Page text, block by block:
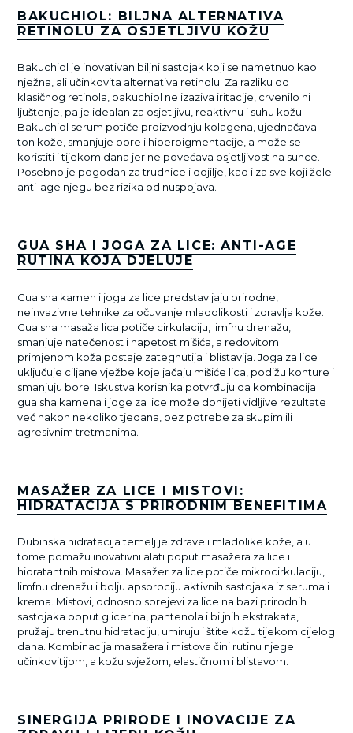
BAKUCHIOL: BILJNA ALTERNATIVA
RETINOLU ZA OSJETLJIVU KOŽU
Bakuchiol je inovativan biljni sastojak koji se nametnuo kao
nježna, ali učinkovita alternativa retinolu. Za razliku od
klasičnog retinola, bakuchiol ne izaziva iritacije, crvenilo ni
ljuštenje, pa je idealan za osjetljivu, reaktivnu i suhu kožu.
Bakuchiol serum potiče proizvodnju kolagena, ujednačava
ton kože, smanjuje bore i hiperpigmentacije, a može se
koristiti i tijekom dana jer ne povećava osjetljivost na sunce.
Posebno je pogodan za trudnice i dojilje, kao i za sve koji žele
anti-age njegu bez rizika od nuspojava.
GUA SHA I JOGA ZA LICE: ANTI-AGE
RUTINA KOJA DJELUJE
Gua sha kamen i joga za lice predstavljaju prirodne,
neinvazivne tehnike za očuvanje mladolikosti i zdravlja kože.
Gua sha masaža lica potiče cirkulaciju, limfnu drenažu,
smanjuje natečenost i napetost mišića, a redovitom
primjenom koža postaje zategnutija i blistavija. Joga za lice
uključuje ciljane vježbe koje jačaju mišiće lica, podižu konture i
smanjuju bore. Iskustva korisnika potvrđuju da kombinacija
gua sha kamena i joge za lice može donijeti vidljive rezultate
već nakon nekoliko tjedana, bez potrebe za skupim ili
agresivnim tretmanima.
MASAŽER ZA LICE I MISTOVI:
HIDRATACIJA S PRIRODNIM BENEFITIMA
Dubinska hidratacija temelj je zdrave i mladolike kože, a u
tome pomažu inovativni alati poput masažera za lice i
hidratantnih mistova. Masažer za lice potiče mikrocirkulaciju,
limfnu drenažu i bolju apsorpciju aktivnih sastojaka iz seruma i
krema. Mistovi, odnosno sprejevi za lice na bazi prirodnih
sastojaka poput glicerina, pantenola i biljnih ekstrakata,
pružaju trenutnu hidrataciju, umiruju i štite kožu tijekom cijelog
dana. Kombinacija masažera i mistova čini rutinu njege
učinkovitijom, a kožu svježom, elastičnom i blistavom.
SINERGIJA PRIRODE I INOVACIJE ZA